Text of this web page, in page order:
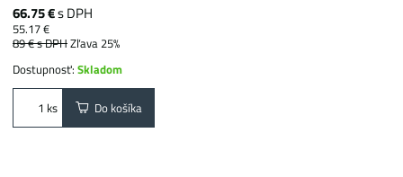
66.75 €s DPH
55.17 €
89 €s DPHZľava 25%
Dostupnosť:Skladom
ks Do košíka